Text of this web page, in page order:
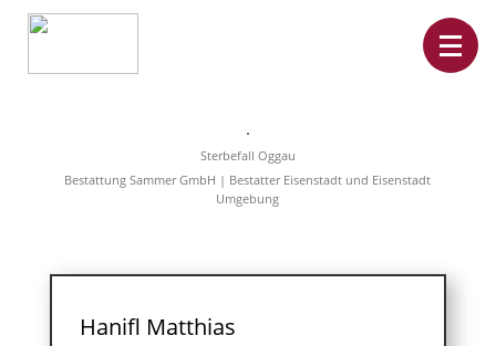
Rat&Hilfe
Sterbefälle
Sterbefall Oggau
Bestattung Sammer GmbH | Bestatter Eisenstadt und Eisenstadt
Umgebung
Hanifl Matthias